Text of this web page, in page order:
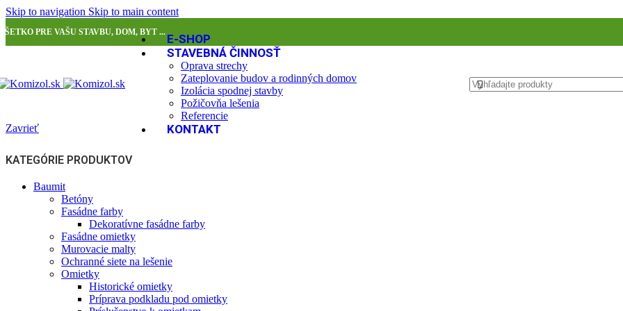
Skip to navigation Skip to main content
PRE VAŠU STAVBU, DOM, BYT ... E-SHOP
STAVEBNÁ ČINNOSŤ
Oprava strechy
Zateplovanie budov a rodinných domov
Izolácia spodnej stavby
Požičovňa lešenia
Referencie
KONTAKT
Zavrieť
KATEGÓRIE PRODUKTOV
Baumit
Betóny
Fasádne farby
Dekoratívne fasádne farby
Fasádne omietky
Murovacie malty
Ochranné siete na lešenie
Omietky
Historické omietky
Príprava podkladu pod omietky